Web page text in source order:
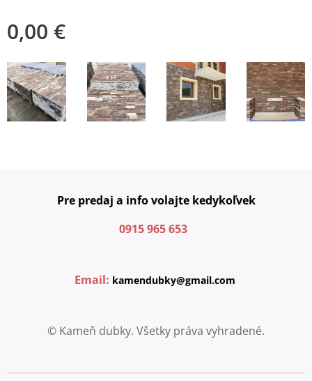
0,00 €
Pre predaj a info volajte kedykoľvek
0915 965 653
Email: kamendubky@gmail.com
© Kameň dubky. Všetky práva vyhradené.